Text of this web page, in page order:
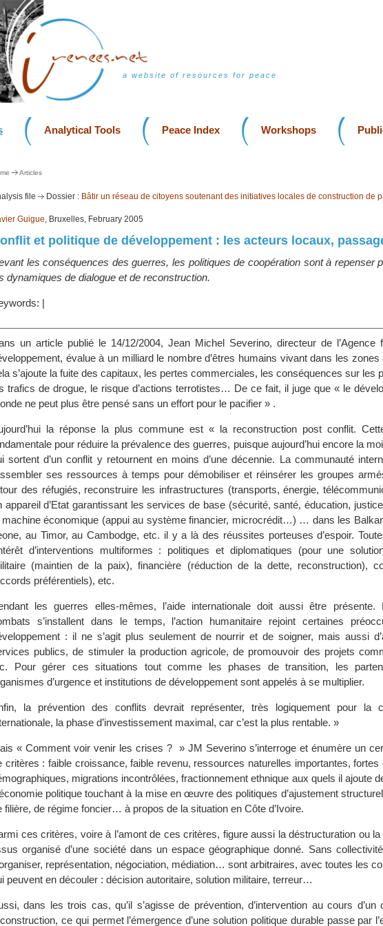
a website of resources for peace
Analytical Tools Peace Index Workshops
Articles
file Dossier : Bâtir un réseau de citoyens soutenant des initiatives locales de construction de
Guigue, Bruxelles, February 2005
et politique de développement : les acteurs locaux,
les conséquences des guerres, les politiques de coopération sont à repenser
dynamiques de dialogue et de reconstruction.
|
un article publié le 14/12/2004, Jean Michel Severino, directeur de l’Agence
évalue à un milliard le nombre d’êtres humains vivant dans les zones
s’ajoute la fuite des capitaux, les pertes commerciales, les conséquences sur les
trafics de drogue, le risque d’actions terrotistes… De ce fait, il juge que « le
ne peut plus être pensé sans un effort pour le pacifier » .
la réponse la plus commune est « la reconstruction post conflit.
pour réduire la prévalence des guerres, puisque aujourd’hui encore la
sortent d’un conflit y retournent en moins d’une décennie. La communauté
ses ressources à temps pour démobiliser et réinsérer les groupes
des réfugiés, reconstruire les infrastructures (transports, énergie,
appareil d’Etat garantissant les services de base (sécurité, santé, éducation,
machine économique (appui au système financier, microcrédit…) … dans les
au Timor, au Cambodge, etc. il y a là des réussites porteuses d’espoir.
d’interventions multiformes : politiques et diplomatiques (pour une
(maintien de la paix), financière (réduction de la dette, reconstruction),
préférentiels), etc.
les guerres elles-mêmes, l’aide internationale doit aussi être présente.
s’installent dans le temps, l’action humanitaire rejoint certaines
: il ne s’agit plus seulement de nourrir et de soigner, mais aussi
publics, de stimuler la production agricole, de promouvoir des projets
Pour gérer ces situations tout comme les phases de transition, les
d’urgence et institutions de développement sont appelés à se multiplier.
la prévention des conflits devrait représenter, très logiquement pour la
la phase d’investissement maximal, car c’est la plus rentable. »
« Comment voir venir les crises ? » JM Severino s’interroge et énumère un
critères : faible croissance, faible revenu, ressources naturelles importantes, fortes
migrations incontrôlées, fractionnement ethnique aux quels il ajoute
politique touchant à la mise en œuvre des politiques d’ajustement
filière, de régime foncier… à propos de la situation en Côte d’Ivoire.
ces critères, voire à l’amont de ces critères, figure aussi la déstructuration ou
organisé d’une société dans un espace géographique donné. Sans
représentation, négociation, médiation… sont arbitraires, avec toutes les
peuvent en découler : décision autoritaire, solution militaire, terreur…
dans les trois cas, qu’il s’agisse de prévention, d’intervention au cours d’un
ce qui permet l’émergence d’une solution politique durable passe par